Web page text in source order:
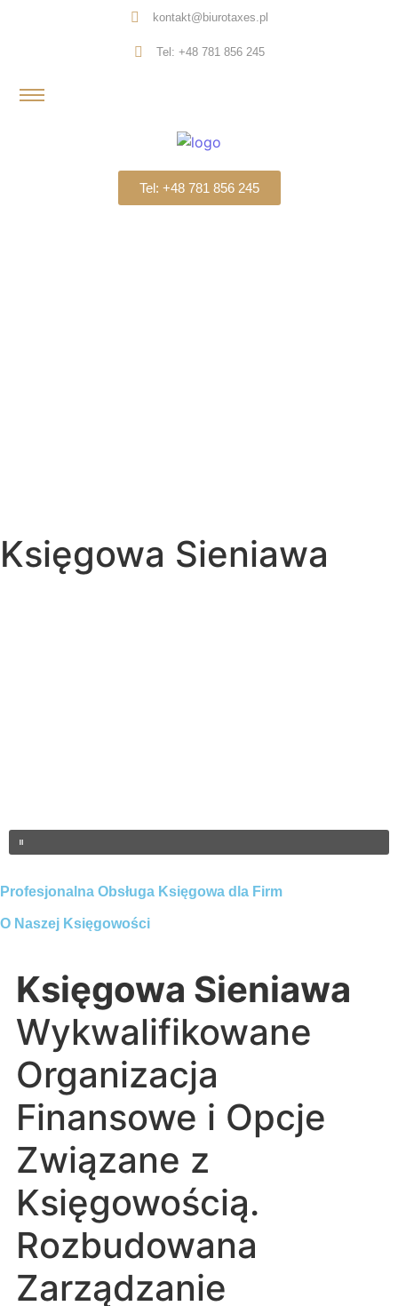
kontakt@biurotaxes.pl
Tel: +48 781 856 245
Tel: +48 781 856 245
Księgowa Sieniawa
Profesjonalna Obsługa Księgowa dla Firm
O Naszej Księgowości
Księgowa Sieniawa
Wykwalifikowane
Organizacja
Finansowe i Opcje
Związane z
Księgowością.
Rozbudowana
Zarządzanie